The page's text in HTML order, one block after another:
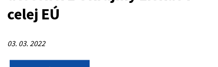
celej EÚ
03. 03. 2022